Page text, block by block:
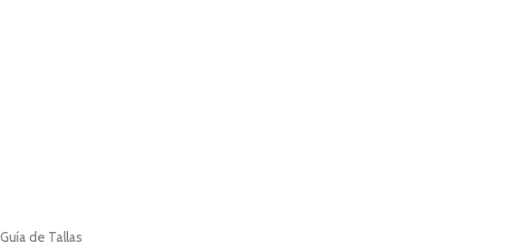
Guía de Tallas